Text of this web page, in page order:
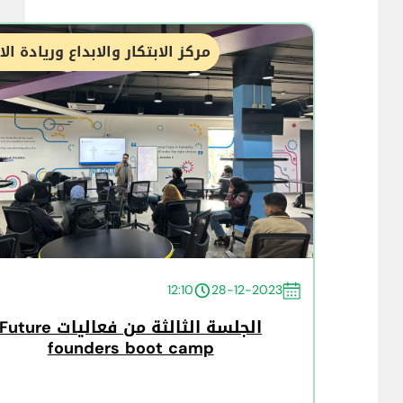
مركز الابتكار والابداع وريادة
28-12-2023
12:10
الجلسة الثالثة من فعاليات Future
founders boot camp